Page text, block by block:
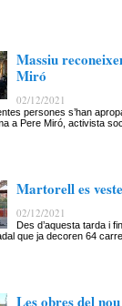
Massiu
Miró
02/12/2021
persones s’han
a Pere Miró, activista
Martorell es
02/12/2021
Des d’aquesta tarda i
que ja decoren 64
Les obres del